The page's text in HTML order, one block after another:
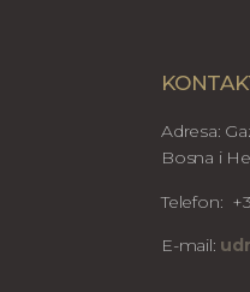
Adresa:
Bosna i
Telefon:
E-mail: